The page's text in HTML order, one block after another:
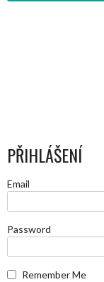
PŘIHLÁŠENÍ
Email
Password
Remember Me